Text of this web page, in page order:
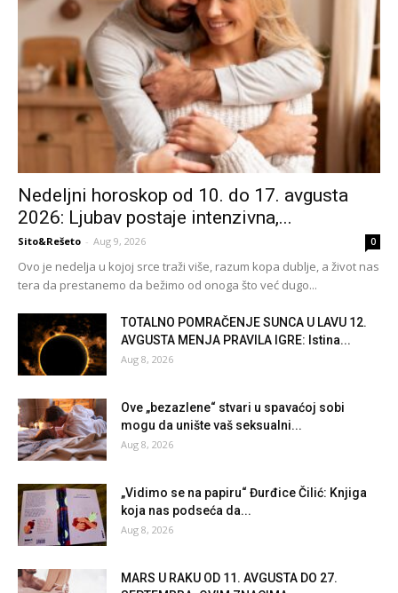
Nedeljni horoskop od 10. do 17. avgusta
2026: Ljubav postaje intenzivna,...
Sito&Rešeto - Aug 9, 2026 0
Ovo je nedelja u kojoj srce traži više, razum kopa dublje, a život nas
tera da prestanemo da bežimo od onoga što već dugo...
TOTALNO POMRAČENJE SUNCA U LAVU 12.
AVGUSTA MENJA PRAVILA IGRE: Istina...
Aug 8, 2026
Ove „bezazlene“ stvari u spavaćoj sobi
mogu da unište vaš seksualni...
Aug 8, 2026
„Vidimo se na papiru“ Đurđice Čilić: Knjiga
koja nas podseća da...
Aug 8, 2026
MARS U RAKU OD 11. AVGUSTA DO 27.